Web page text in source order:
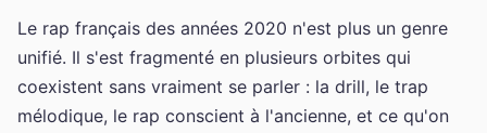
Le rap français des années 2020 n'est plus un genre
unifié. Il s'est fragmenté en plusieurs orbites qui
coexistent sans vraiment se parler : la drill, le trap
mélodique, le rap conscient à l'ancienne, et ce qu'on